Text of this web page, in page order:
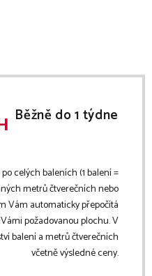
Běžně do 1 týdne
celých baleních (1 balení =
metrů čtverečních nebo
Vám automaticky přepočítá
požadovanou plochu. V
balení a metrů čtverečních
včetně výsledné ceny.